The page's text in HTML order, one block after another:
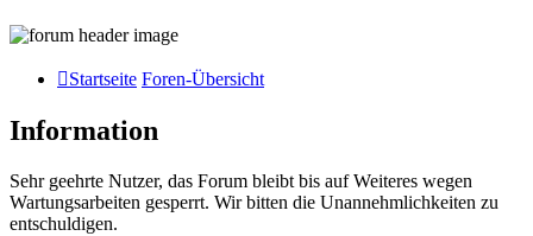
Startseite Foren-Übersicht
Information
Sehr geehrte Nutzer, das Forum bleibt bis auf Weiteres wegen
Wartungsarbeiten gesperrt. Wir bitten die Unannehmlichkeiten zu
entschuldigen.